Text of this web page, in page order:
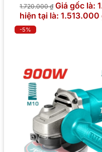
1.720.000₫ Giá gốc là:
hiện tại là: 1.513.000
-5%